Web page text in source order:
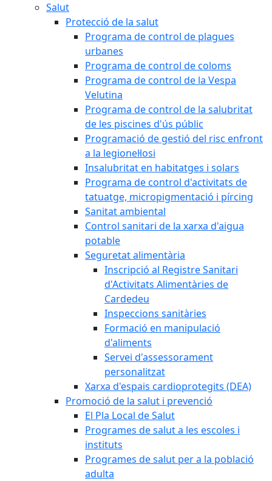
Salut
Protecció de la salut
Programa de control de plagues
urbanes
Programa de control de coloms
Programa de control de la Vespa
Velutina
Programa de control de la salubritat
de les piscines d'ús públic
Programació de gestió del risc enfront
a la legionel·losi
Insalubritat en habitatges i solars
Programa de control d'activitats de
tatuatge, micropigmentació i pírcing
Sanitat ambiental
Control sanitari de la xarxa d'aigua
potable
Seguretat alimentària
Inscripció al Registre Sanitari
d'Activitats Alimentàries de
Cardedeu
Inspeccions sanitàries
Formació en manipulació
d'aliments
Servei d'assessorament
personalitzat
Xarxa d'espais cardioprotegits (DEA)
Promoció de la salut i prevenció
El Pla Local de Salut
Programes de salut a les escoles i
instituts
Programes de salut per a la població
adulta